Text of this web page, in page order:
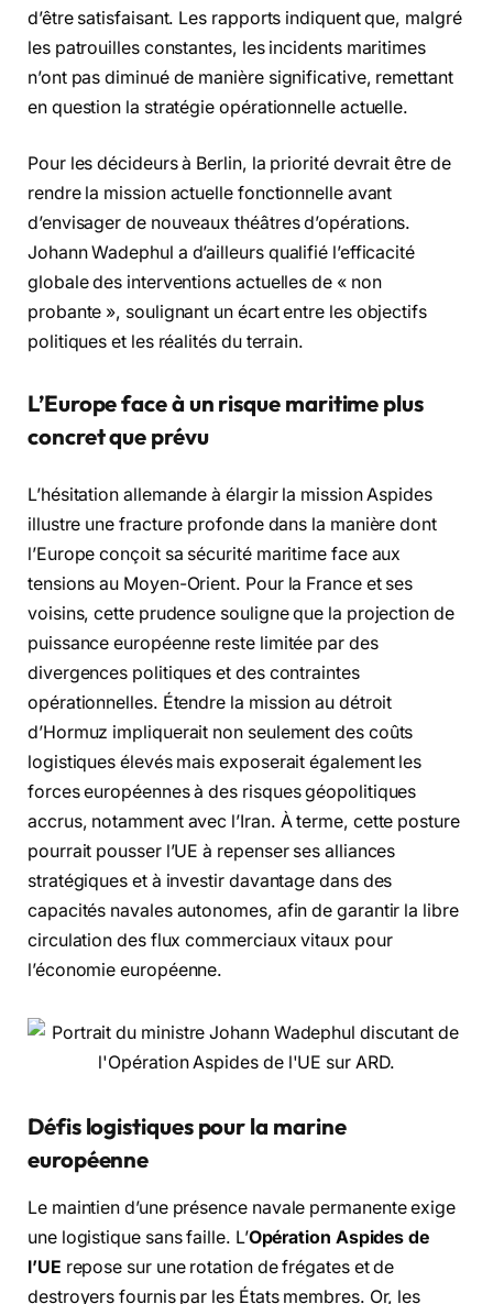
d’être satisfaisant. Les rapports indiquent que, malgré
les patrouilles constantes, les incidents maritimes
n’ont pas diminué de manière significative, remettant
en question la stratégie opérationnelle actuelle.
Pour les décideurs à Berlin, la priorité devrait être de
rendre la mission actuelle fonctionnelle avant
d’envisager de nouveaux théâtres d’opérations.
Johann Wadephul a d’ailleurs qualifié l’efficacité
globale des interventions actuelles de « non
probante », soulignant un écart entre les objectifs
politiques et les réalités du terrain.
L’Europe face à un risque maritime plus
concret que prévu
L’hésitation allemande à élargir la mission Aspides
illustre une fracture profonde dans la manière dont
l’Europe conçoit sa sécurité maritime face aux
tensions au Moyen-Orient. Pour la France et ses
voisins, cette prudence souligne que la projection de
puissance européenne reste limitée par des
divergences politiques et des contraintes
opérationnelles. Étendre la mission au détroit
d’Hormuz impliquerait non seulement des coûts
logistiques élevés mais exposerait également les
forces européennes à des risques géopolitiques
accrus, notamment avec l’Iran. À terme, cette posture
pourrait pousser l’UE à repenser ses alliances
stratégiques et à investir davantage dans des
capacités navales autonomes, afin de garantir la libre
circulation des flux commerciaux vitaux pour
l’économie européenne.
Défis logistiques pour la marine
européenne
Le maintien d’une présence navale permanente exige
une logistique sans faille. L’Opération Aspides de
l’UE repose sur une rotation de frégates et de
destroyers fournis par les États membres. Or, les